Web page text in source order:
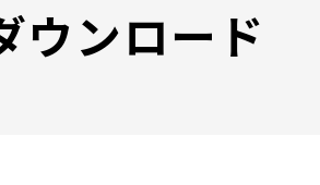
製品のご購入
NEWS
ウンロード